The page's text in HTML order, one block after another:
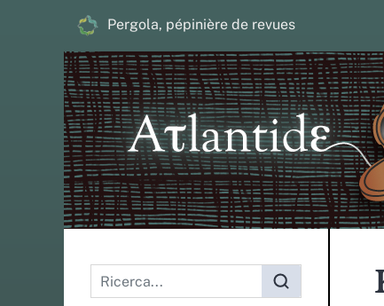
Pergola, pépinière de revues